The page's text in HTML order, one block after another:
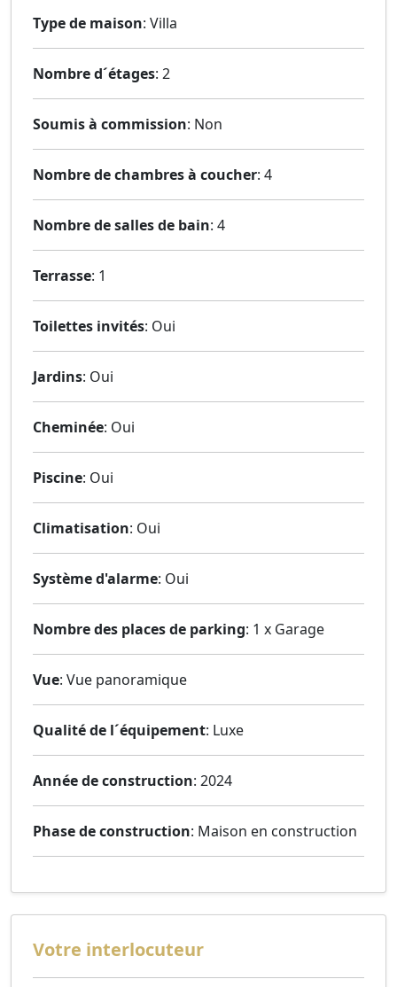
Type de maison: Villa
Nombre d´étages: 2
Soumis à commission: Non
Nombre de chambres à coucher: 4
Nombre de salles de bain: 4
Terrasse: 1
Toilettes invités: Oui
Jardins: Oui
Cheminée: Oui
Piscine: Oui
Climatisation: Oui
Système d'alarme: Oui
Nombre des places de parking: 1 x Garage
Vue: Vue panoramique
Qualité de l´équipement: Luxe
Année de construction: 2024
Phase de construction: Maison en construction
Votre interlocuteur